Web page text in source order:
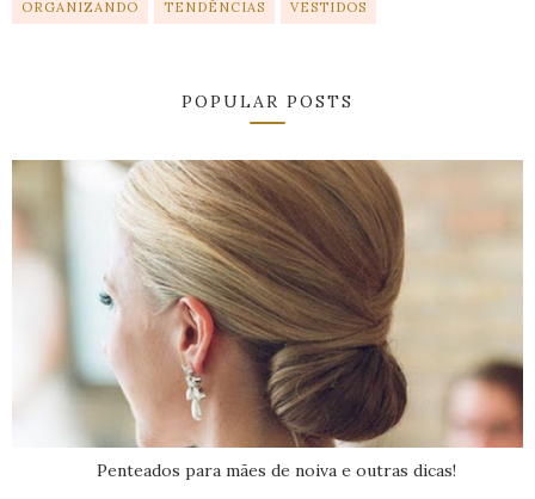
ORGANIZANDO TENDÊNCIAS VESTIDOS
POPULAR POSTS
Penteados para mães de noiva e outras dicas!